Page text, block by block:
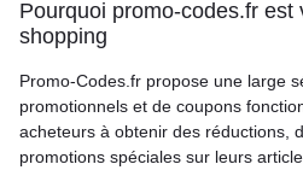
Pourquoi promo-codes.fr est
shopping
Promo-Codes.fr propose une large
promotionnels et de coupons
acheteurs à obtenir des réductions,
promotions spéciales sur leurs